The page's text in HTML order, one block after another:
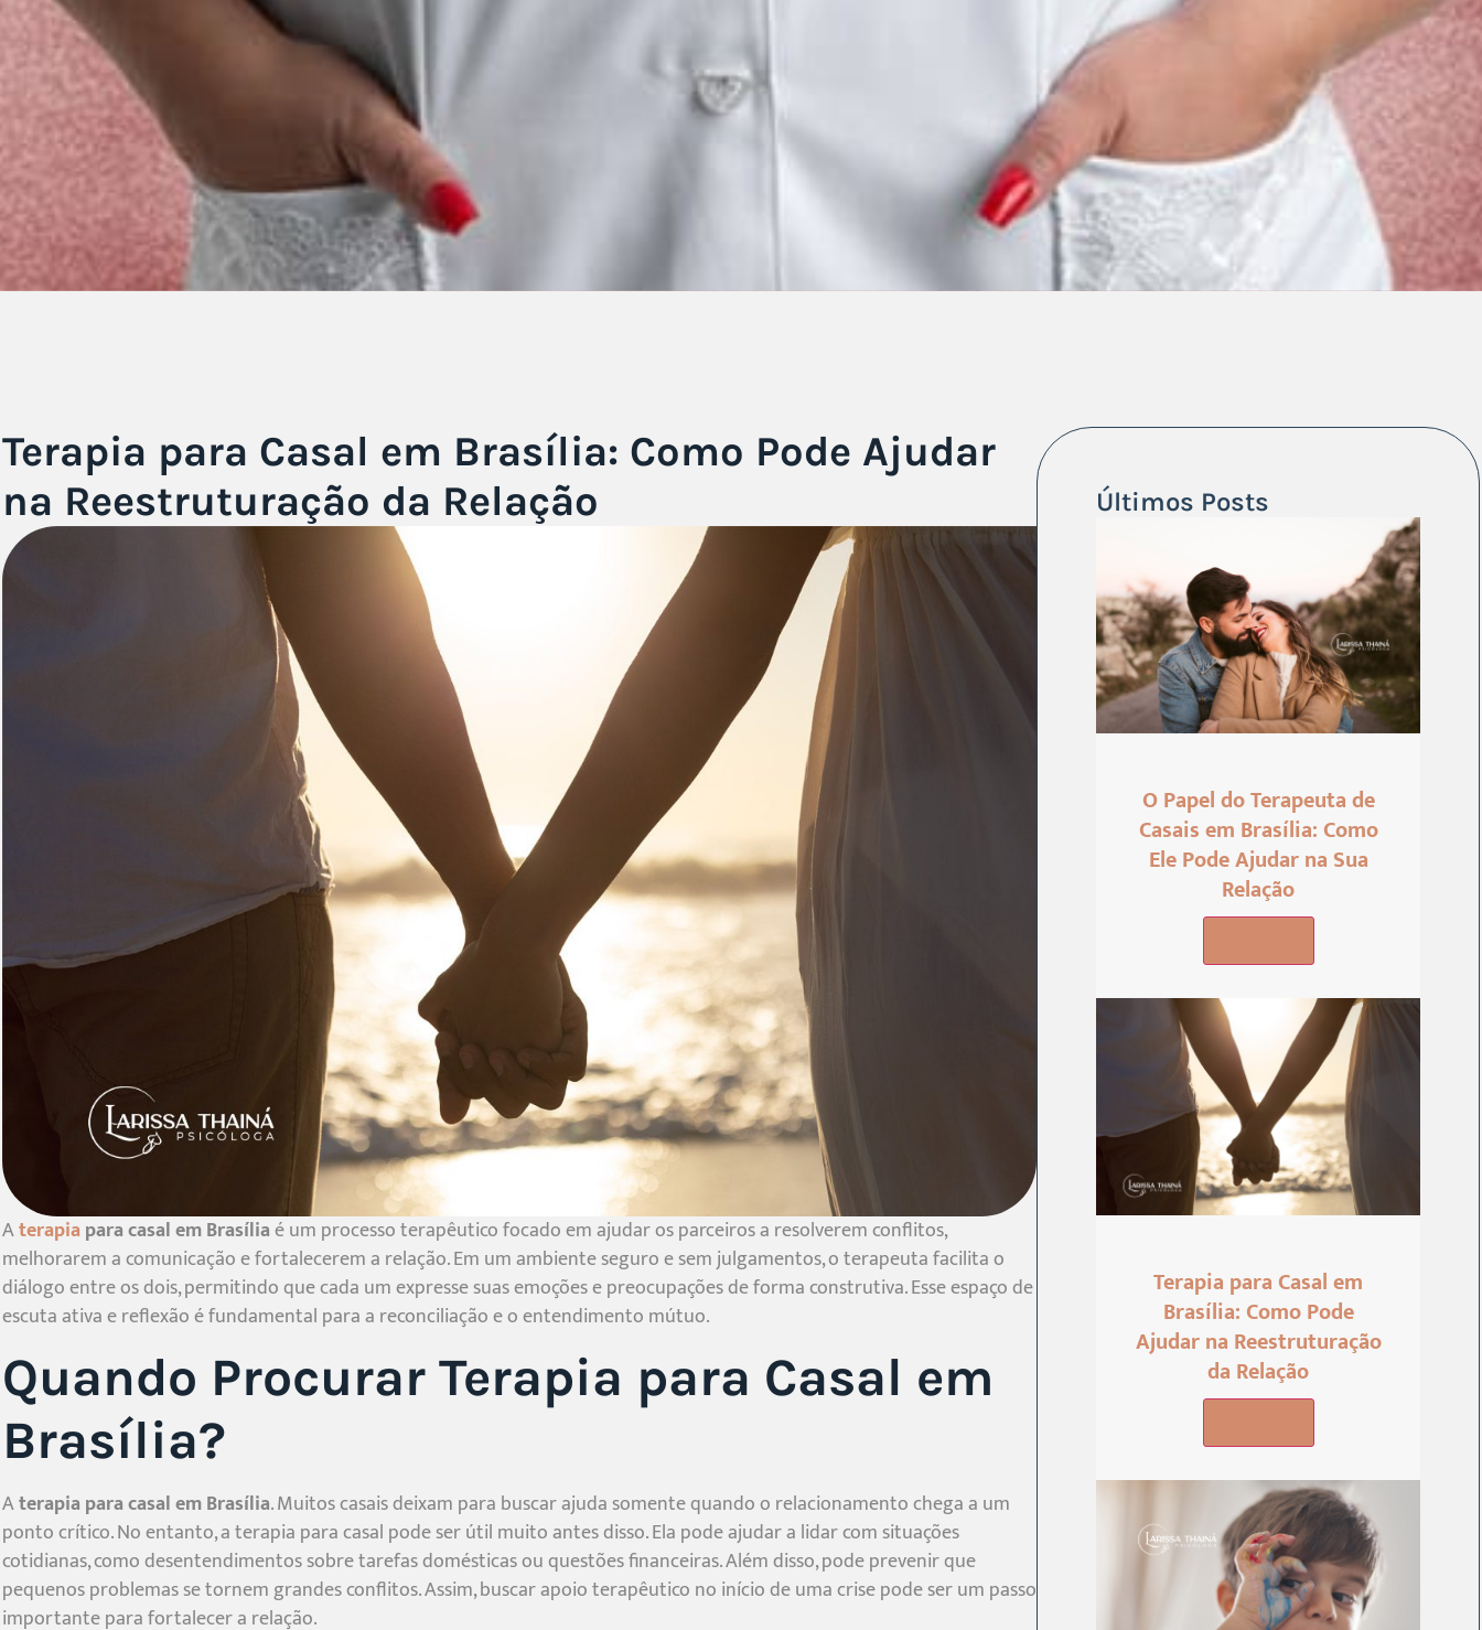
Terapia para Casal em Brasília: Como Pode Ajudar
na Reestruturação da Relação
Aterapia para casal em Brasíliaé um processo terapêutico focado em ajudar os parceiros a resolverem conflitos,
melhorarem a comunicação e fortalecerem a relação. Em um ambiente seguro e sem julgamentos, o terapeuta facilita o
diálogo entre os dois, permitindo que cada um expresse suas emoções e preocupações de forma construtiva. Esse espaço de
escuta ativa e reflexão é fundamental para a reconciliação e o entendimento mútuo.
Quando Procurar Terapia para Casal em
Brasília?
Aterapia para casal em Brasília. Muitos casais deixam para buscar ajuda somente quando o relacionamento chega a um
ponto crítico. No entanto, a terapia para casal pode ser útil muito antes disso. Ela pode ajudar a lidar com situações
cotidianas, como desentendimentos sobre tarefas domésticas ou questões financeiras. Além disso, pode prevenir que
pequenos problemas se tornem grandes conflitos. Assim, buscar apoio terapêutico no início de uma crise pode ser um passo
importante para fortalecer a relação.
Últimos Posts
O Papel do Terapeuta de
Casais em Brasília: Como
Ele Pode Ajudar na Sua
Relação
Terapia para Casal em
Brasília: Como Pode
Ajudar na Reestruturação
da Relação